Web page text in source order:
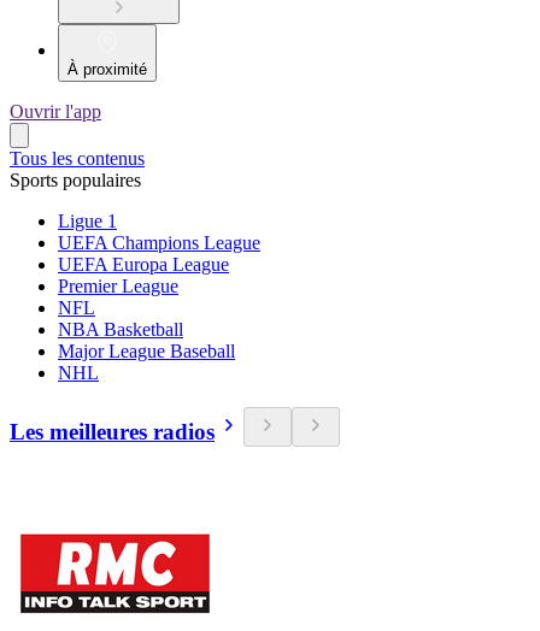
À proximité
Ouvrir l'app
Tous les contenus
Sports populaires
Ligue 1
UEFA Champions League
UEFA Europa League
Premier League
NFL
NBA Basketball
Major League Baseball
NHL
Les meilleures radios